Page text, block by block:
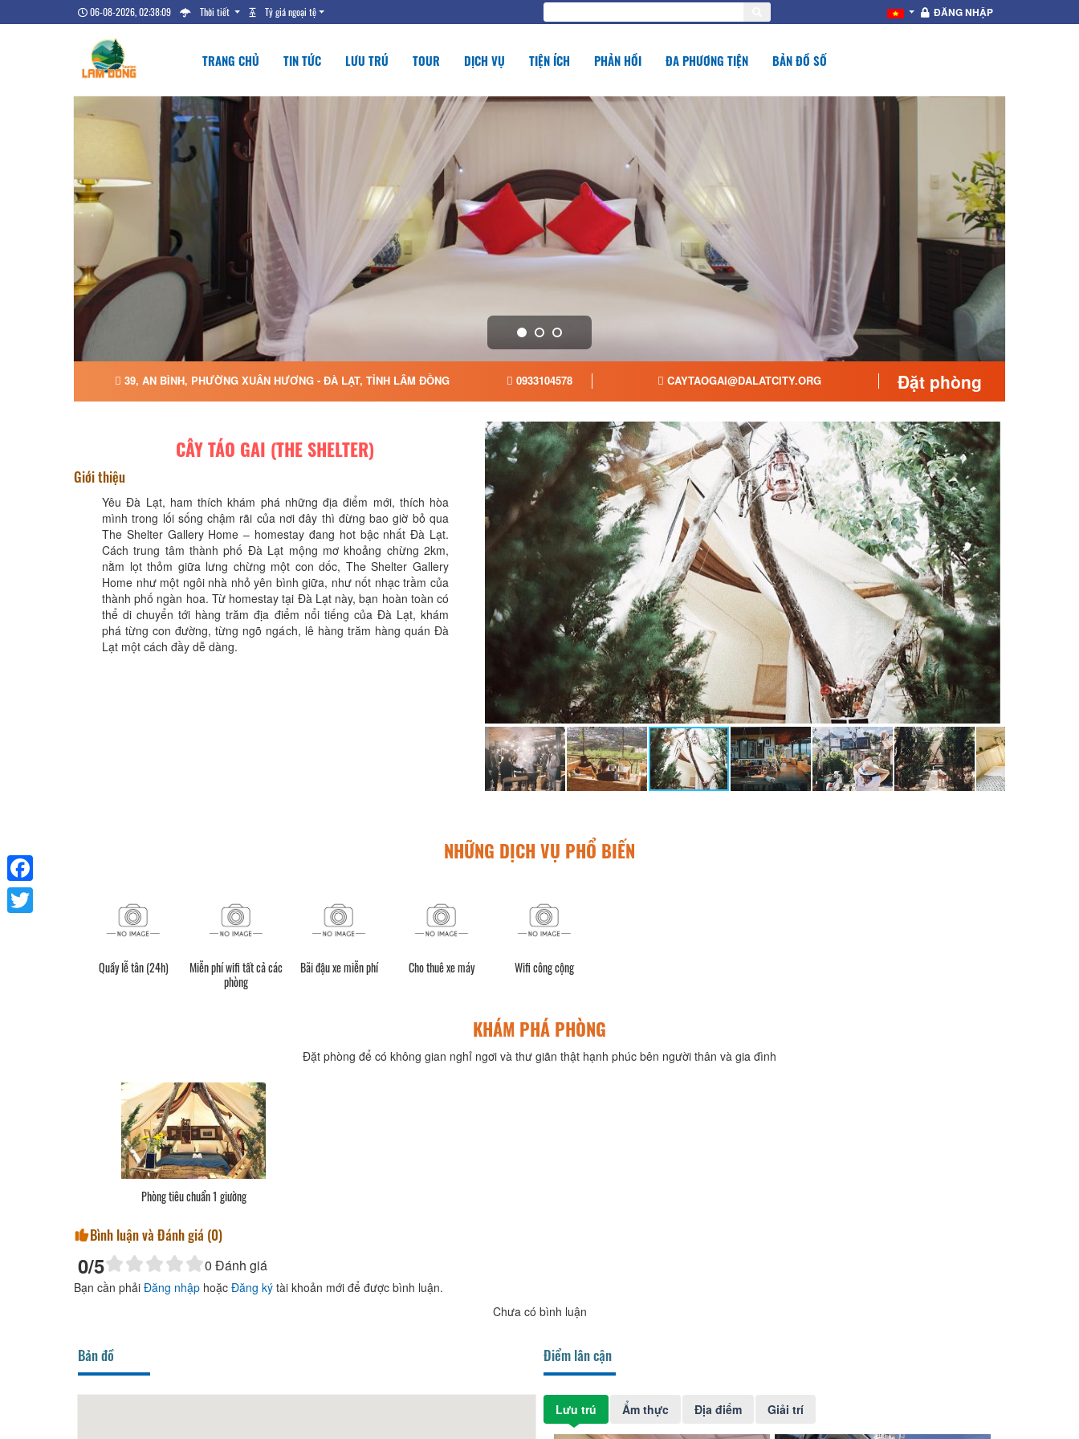
06-08-2026, 02:38:10 Thời tiết Tỷ giá ngoại tệ ĐĂNG NHẬP
TRANG CHỦ TIN TỨC LƯU TRÚ TOUR DỊCH VỤ TIỆN ÍCH PHẢN HỒI ĐA PHƯƠNG TIỆN BẢN ĐỒ SỐ
39, AN BÌNH, PHƯỜNG XUÂN HƯƠNG - ĐÀ LẠT, TỈNH LÂM ĐỒNG 0933104578 CAYTAOGAI@DALATCITY.ORG Đặt phòng
CÂY TÁO GAI (THE SHELTER)
Giới thiệu
Yêu Đà Lạt, ham thích khám phá những địa điểm mới, thích hòa
mình trong lối sống chậm rãi của nơi đây thì đừng bao giờ bỏ qua
The Shelter Gallery Home – homestay đang hot bậc nhất Đà Lạt.
Cách trung tâm thành phố Đà Lạt mộng mơ khoảng chừng 2km,
nằm lọt thỏm giữa lưng chừng một con dốc, The Shelter Gallery
Home như một ngôi nhà nhỏ yên bình giữa, như nốt nhạc trầm của
thành phố ngàn hoa. Từ homestay tại Đà Lạt này, bạn hoàn toàn có
thể di chuyển tới hàng trăm địa điểm nổi tiếng của Đà Lạt, khám
phá từng con đường, từng ngõ ngách, lê hàng trăm hàng quán Đà
Lạt một cách đầy dễ dàng.
NHỮNG DỊCH VỤ PHỔ BIẾN
Quầy lễ tân (24h)
Miễn phí wifi tất cả các
phòng
Bãi đậu xe miễn phí Cho thuê xe máy Wifi công cộng
KHÁM PHÁ PHÒNG
Đặt phòng để có không gian nghỉ ngơi và thư giãn thật hạnh phúc bên người thân và gia đình
Phòng tiêu chuẩn 1 giường
Bình luận và Đánh giá (0)
0/5 0 Đánh giá
Bạn cần phải Đăng nhập hoặc Đăng ký tài khoản mới để được bình luận.
Chưa có bình luận
Bản đồ Điểm lân cận
Lưu trú Ẩm thực Địa điểm Giải trí
Facebook